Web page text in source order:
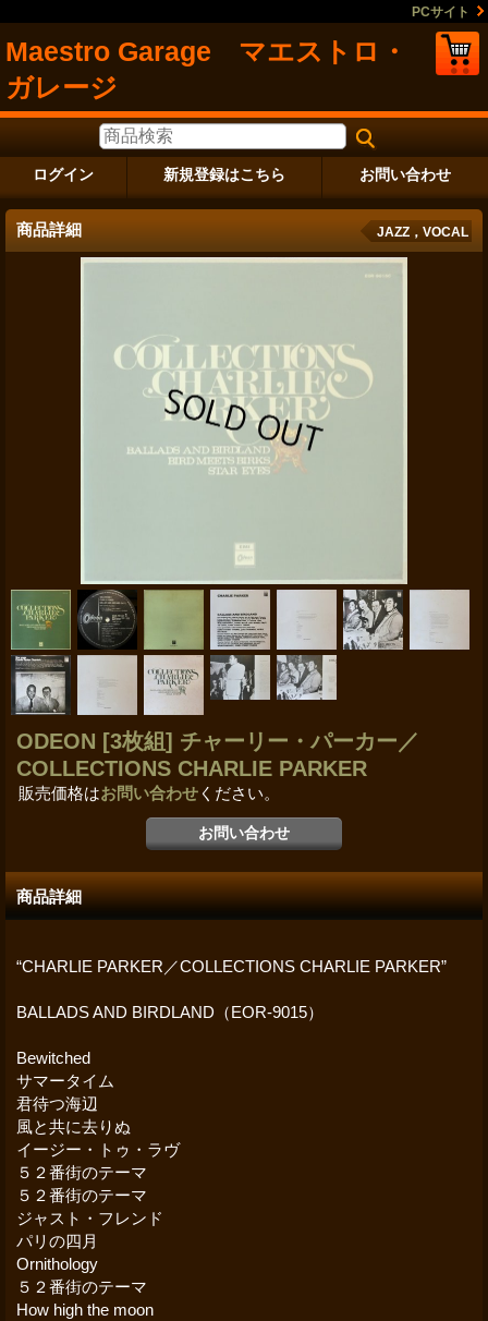
PCサイト
Maestro Garage マエストロ・
ガレージ
ログイン 新規登録はこちら お問い合わせ
商品詳細 JAZZ，VOCAL
ODEON [3枚組] チャーリー・パーカー／
COLLECTIONS CHARLIE PARKER
販売価格はお問い合わせ ください。
商品詳細
“CHARLIE PARKER／COLLECTIONS CHARLIE PARKER”
BALLADS AND BIRDLAND（EOR-9015）
Bewitched
サマータイム
君待つ海辺
風と共に去りぬ
イージー・トゥ・ラヴ
５２番街のテーマ
５２番街のテーマ
ジャスト・フレンド
パリの四月
Ornithology
５２番街のテーマ
How high the moon